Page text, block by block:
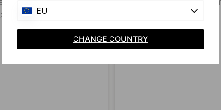
EU
CHANGE COUNTRY